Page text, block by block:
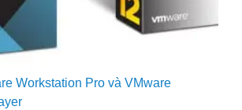
Workstation Pro và VMware